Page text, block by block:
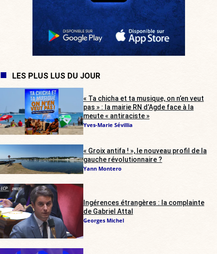
LES PLUS LUS DU JOUR
« Ta chicha et ta musique, on n’en veut
pas » : la mairie RN d’Agde face à la
meute « antiraciste »
Yves-Marie Sévillia
« Groix antifa ! », le nouveau profil de la
gauche révolutionnaire ?
Yann Montero
Ingérences étrangères : la complainte
de Gabriel Attal
Georges Michel